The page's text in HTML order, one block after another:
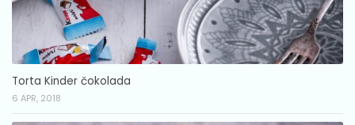
Torta Kinder čokolada
6 APR, 2018